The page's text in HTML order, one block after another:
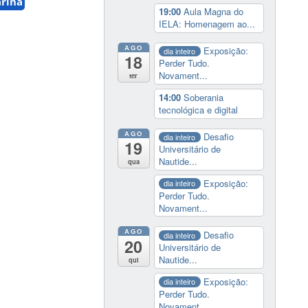
19:00 Aula Magna do
IELA: Homenagem ao...
AGO
18
ter
dia inteiro
Exposição:
Perder Tudo.
Novament...
14:00 Soberania
tecnológica e digital
AGO
19
qua
dia inteiro
Desafio
Universitário de
Nautide...
dia inteiro
Exposição:
Perder Tudo.
Novament...
AGO
20
qui
dia inteiro
Desafio
Universitário de
Nautide...
dia inteiro
Exposição:
Perder Tudo.